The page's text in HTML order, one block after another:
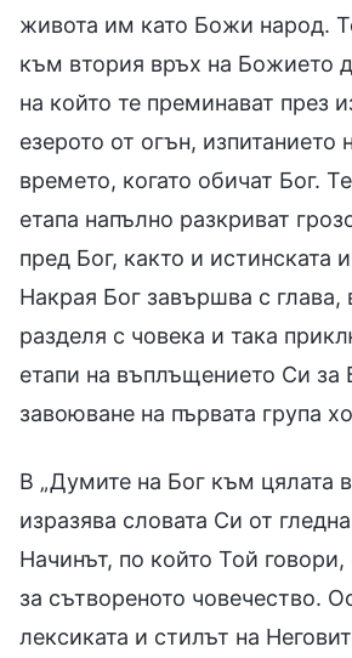
живота им като Божи народ.
към втория връх на Божието
на който те преминават през
езерото от огън, изпитанието
времето, когато обичат Бог.
етапа напълно разкриват
пред Бог, както и истинската
Накрая Бог завършва с глава,
разделя с човека и така
етапи на въплъщението Си за
завоюване на първата група
В „Думите на Бог към цялата
изразява словата Си от
Начинът, по който Той
за сътвореното човечество.
лексиката и стилът на